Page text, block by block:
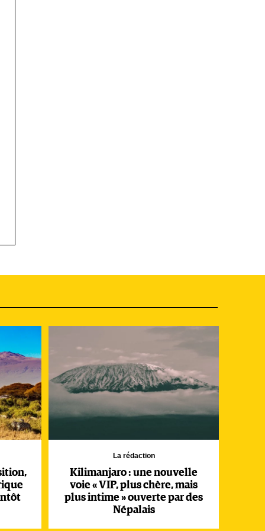
La rédaction
Kilimanjaro : une nouvelle
voie « VIP, plus chère, mais
plus intime » ouverte par des
Népalais